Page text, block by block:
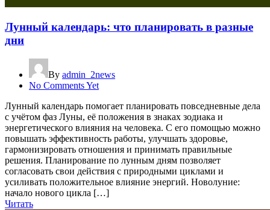
Лунный календарь: что планировать в разные
дни
By admin_2news
No Comments Yet
Лунный календарь помогает планировать повседневные дела
с учётом фаз Луны, её положения в знаках зодиака и
энергетического влияния на человека. С его помощью можно
повышать эффективность работы, улучшать здоровье,
гармонизировать отношения и принимать правильные
решения. Планирование по лунным дням позволяет
согласовать свои действия с природными циклами и
усиливать положительное влияние энергий. Новолуние:
начало нового цикла […]
Читать